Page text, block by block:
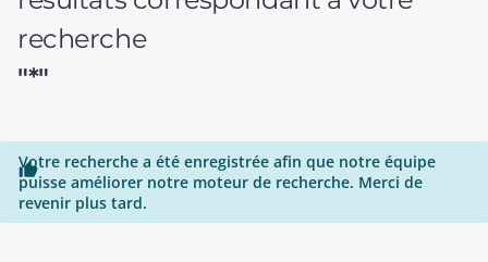
recherche
"*"

Votre recherche a été enregistrée afin que notre équipe
puisse améliorer notre moteur de recherche. Merci de
revenir plus tard.